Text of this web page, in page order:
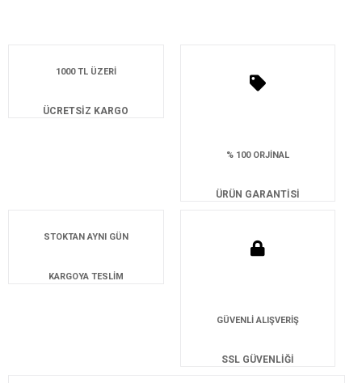
1000 TL ÜZERİ
ÜCRETSİZ KARGO
% 100 ORJİNAL
ÜRÜN GARANTİSİ
STOKTAN AYNI GÜN
KARGOYA TESLİM
GÜVENLİ ALIŞVERİŞ
SSL GÜVENLİĞİ